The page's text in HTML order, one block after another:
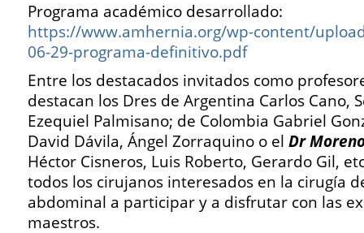
Programa académico desarrollado:
https://www.amhernia.org/wp-content/
06-29-programa-definitivo.pdf
Entre los destacados invitados como
destacan los Dres de Argentina Carlos Cano,
Ezequiel Palmisano; de Colombia Gabriel
David Dávila, Ángel Zorraquino o el Dr
Héctor Cisneros, Luis Roberto, Gerardo Gil,
todos los cirujanos interesados en la cirugía
abdominal a participar y a disfrutar con las
maestros.